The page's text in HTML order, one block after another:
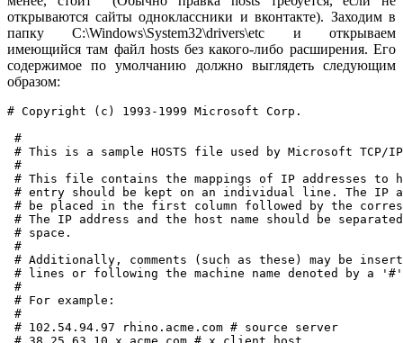
открываются сайты одноклассники и вконтакте). Заходим в
папку C:\Windows\System32\drivers\etc и открываем
имеющийся там файл hosts без какого-либо расширения. Его
содержимое по умолчанию должно выглядеть следующим
образом:
# Copyright (c) 1993-1999 Microsoft Corp.
#
# This is a sample HOSTS file used by Microsoft TCP/
#
# This file contains the mappings of IP addresses to
# entry should be kept on an individual line. The IP
# be placed in the first column followed by the
# The IP address and the host name should be
# space.
#
# Additionally, comments (such as these) may be
# lines or following the machine name denoted by a
#
# For example:
#
# 102.54.94.97 rhino.acme.com # source server